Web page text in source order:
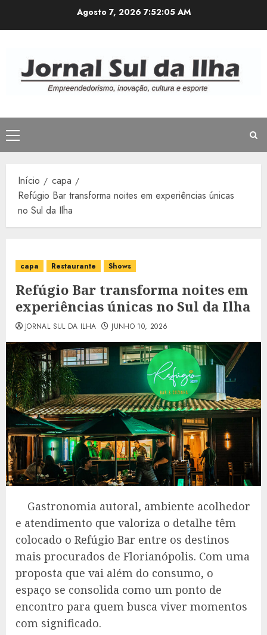
Agosto 7, 2026 7:52:06 AM
Menu
principal
Início
capa
Refúgio Bar transforma noites em experiências únicas
no Sul da Ilha
capa Restaurante Shows
Refúgio Bar transforma noites em
experiências únicas no Sul da Ilha
JORNAL SUL DA ILHA JUNHO 10, 2026
Gastronomia autoral, ambiente acolhedor
e atendimento que valoriza o detalhe têm
colocado o Refúgio Bar entre os destinos
mais procurados de Florianópolis. Com uma
proposta que vai além do consumo, o
espaço se consolida como um ponto de
encontro para quem busca viver momentos
com significado.